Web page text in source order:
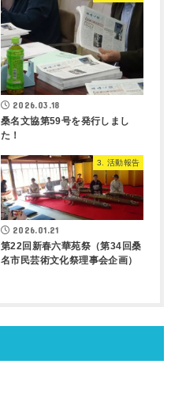
2026.03.18
桑名文協第59号を発行しまし
た！
3. 活動報告
2026.01.21
第22回新春六華苑祭（第34回桑
名市民芸術文化祭理事会企画）